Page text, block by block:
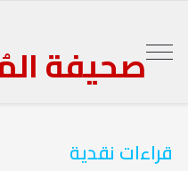
صحيفة
قراءات نقدية